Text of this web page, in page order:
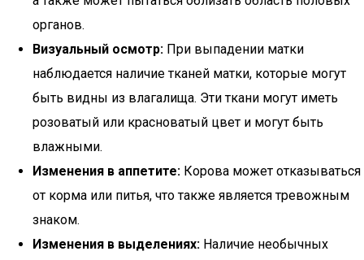
органов.
Визуальный осмотр: При выпадении матки
наблюдается наличие тканей матки, которые могут
быть видны из влагалища. Эти ткани могут иметь
розоватый или красноватый цвет и могут быть
влажными.
Изменения в аппетите: Корова может отказываться
от корма или питья, что также является тревожным
знаком.
Изменения в выделениях: Наличие необычных